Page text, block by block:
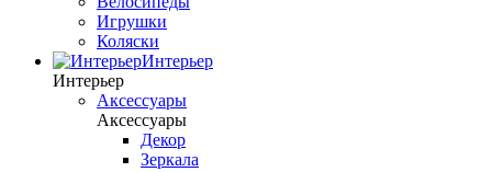
Игрушки
Коляски
Интерьер
Интерьер
Аксессуары
Аксессуары
Декор
Зеркала